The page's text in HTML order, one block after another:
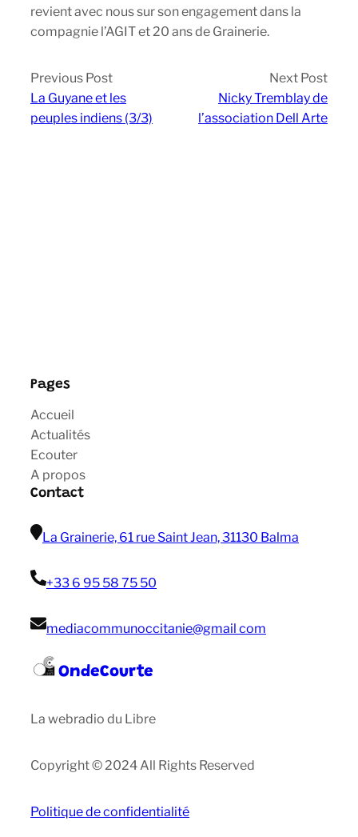
revient avec nous sur son engagement dans la
compagnie l’AGIT et 20 ans de Grainerie.
Previous Post
La Guyane et les
peuples indiens (3/3)
Next Post
Nicky Tremblay de
l’association Dell Arte
Pages
Accueil
Actualités
Ecouter
A propos
Contact
La Grainerie, 61 rue Saint Jean, 31130 Balma
+33 6 95 58 75 50
mediacommunoccitanie@gmail com
OndeCourte
La webradio du Libre
Copyright © 2024 All Rights Reserved
Politique de confidentialité